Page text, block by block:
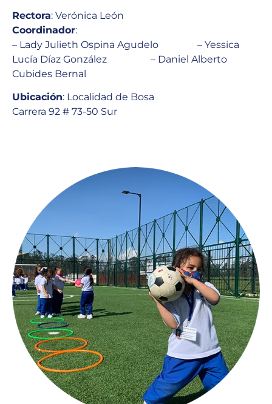
Rectora: Verónica León
Coordinador:
– Lady Julieth Ospina Agudelo – Yessica
Lucía Díaz González – Daniel Alberto
Cubides Bernal
Ubicación: Localidad de Bosa
Carrera 92 # 73-50 Sur